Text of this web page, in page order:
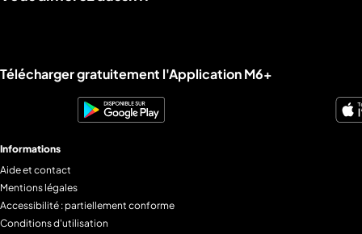
Liens utiles M6+.
Télécharger gratuitement l'Application M6+
Informations
Aide et contact
Mentions légales
Accessibilité : partiellement conforme
Conditions d'utilisation